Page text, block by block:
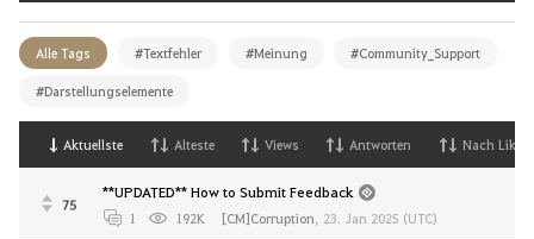
Alle Tags #Textfehler #Meinung #Community_Support
#Darstellungselemente
Aktuellste Alteste Views Antworten Nach Likes
75
**UPDATED** How to Submit Feedback
1 192K [CM]Corruption, 23. Jan 2025 (UTC)